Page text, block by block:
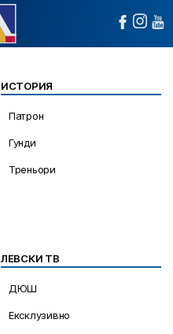
ИСТОРИЯ
Патрон
Гунди
Треньори
ЛЕВСКИ ТВ
ДЮШ
Ексклузивно